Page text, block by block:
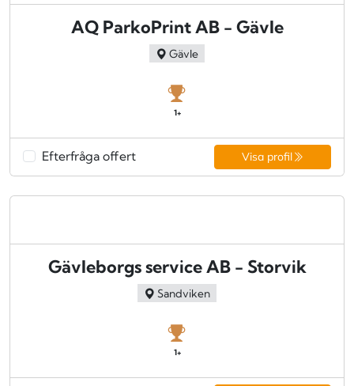
AQ ParkoPrint AB - Gävle
Gävle
1+
Efterfråga offert Visa profil
Gävleborgs service AB - Storvik
Sandviken
1+